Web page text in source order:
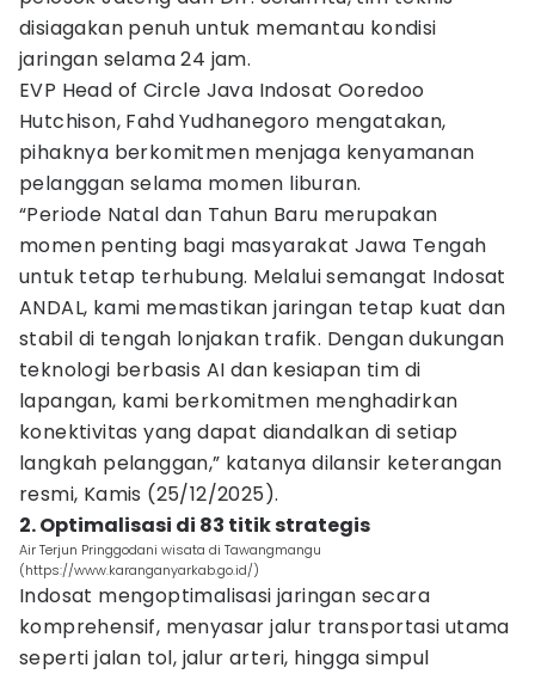
disiagakan penuh untuk memantau kondisi
jaringan selama 24 jam.
EVP Head of Circle Java Indosat Ooredoo
Hutchison, Fahd Yudhanegoro mengatakan,
pihaknya berkomitmen menjaga kenyamanan
pelanggan selama momen liburan.
“Periode Natal dan Tahun Baru merupakan
momen penting bagi masyarakat Jawa Tengah
untuk tetap terhubung. Melalui semangat Indosat
ANDAL, kami memastikan jaringan tetap kuat dan
stabil di tengah lonjakan trafik. Dengan dukungan
teknologi berbasis AI dan kesiapan tim di
lapangan, kami berkomitmen menghadirkan
konektivitas yang dapat diandalkan di setiap
langkah pelanggan,” katanya dilansir keterangan
resmi, Kamis (25/12/2025).
2. Optimalisasi di 83 titik strategis
Air Terjun Pringgodani wisata di Tawangmangu
(https://www.karanganyarkab.go.id/)
Indosat mengoptimalisasi jaringan secara
komprehensif, menyasar jalur transportasi utama
seperti jalan tol, jalur arteri, hingga simpul